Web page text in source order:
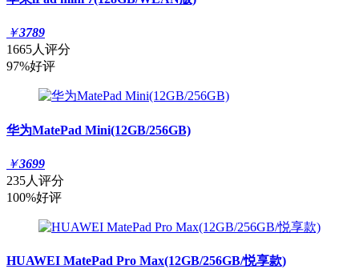
￥3789
1665人评分
97%好评
华为MatePad Mini(12GB/256GB)
￥3699
235人评分
100%好评
HUAWEI MatePad Pro Max(12GB/256GB/悦享款)